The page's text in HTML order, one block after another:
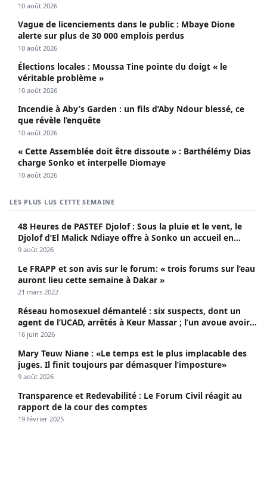
10 août 2026
Vague de licenciements dans le public : Mbaye Dione
alerte sur plus de 30 000 emplois perdus
10 août 2026
Élections locales : Moussa Tine pointe du doigt « le
véritable problème »
10 août 2026
Incendie à Aby’s Garden : un fils d’Aby Ndour blessé, ce
que révèle l’enquête
10 août 2026
« Cette Assemblée doit être dissoute » : Barthélémy Dias
charge Sonko et interpelle Diomaye
10 août 2026
LES PLUS LUS CETTE SEMAINE
48 Heures de PASTEF Djolof : Sous la pluie et le vent, le
Djolof d’El Malick Ndiaye offre à Sonko un accueil en
apothéose
9 août 2026
Le FRAPP et son avis sur le forum: « trois forums sur l’eau
auront lieu cette semaine à Dakar »
21 mars 2022
Réseau homosexuel démantelé : six suspects, dont un
agent de l’UCAD, arrêtés à Keur Massar ; l’un avoue avoir
propagé le VIH depuis 2018
16 juin 2026
Mary Teuw Niane : «Le temps est le plus implacable des
juges. Il finit toujours par démasquer l’imposture»
9 août 2026
Transparence et Redevabilité : Le Forum Civil réagit au
rapport de la cour des comptes
19 février 2025